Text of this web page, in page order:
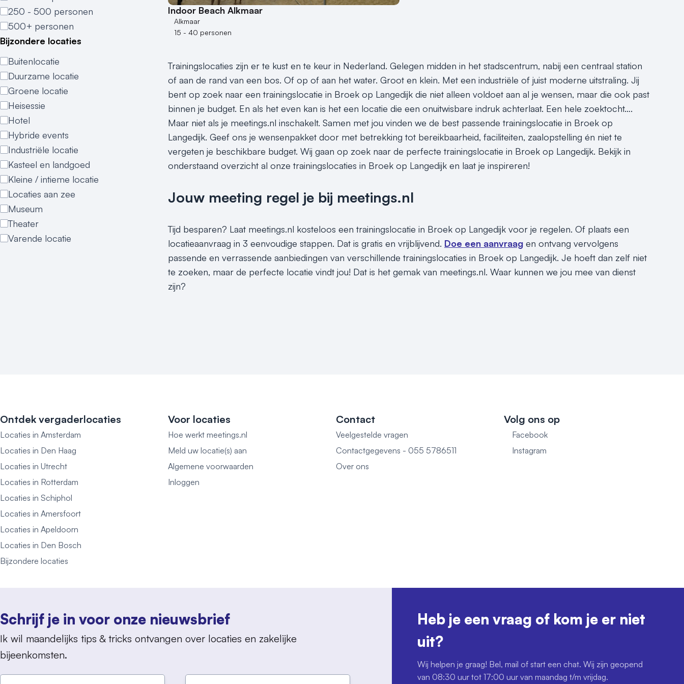
250 - 500 personen
500+ personen
Bijzondere locaties
Buitenlocatie
Duurzame locatie
Groene locatie
Heisessie
Hotel
Hybride events
Industriële locatie
Kasteel en landgoed
Kleine / intieme locatie
Locaties aan zee
Museum
Theater
Varende locatie
Indoor Beach Alkmaar
Alkmaar
15 - 40 personen
Trainingslocaties zijn er te kust en te keur in Nederland. Gelegen midden in het stadscentrum, nabij een centraal station
of aan de rand van een bos. Of op of aan het water. Groot en klein. Met een industriële of juist moderne uitstraling. Jij
bent op zoek naar een trainingslocatie in Broek op Langedijk die niet alleen voldoet aan al je wensen, maar die ook past
binnen je budget. En als het even kan is het een locatie die een onuitwisbare indruk achterlaat. Een hele zoektocht….
Maar niet als je meetings.nl inschakelt. Samen met jou vinden we de best passende trainingslocatie in Broek op
Langedijk. Geef ons je wensenpakket door met betrekking tot bereikbaarheid, faciliteiten, zaalopstelling én niet te
vergeten je beschikbare budget. Wij gaan op zoek naar de perfecte trainingslocatie in Broek op Langedijk. Bekijk in
onderstaand overzicht al onze trainingslocaties in Broek op Langedijk en laat je inspireren!
Jouw meeting regel je bij meetings.nl
Tijd besparen? Laat meetings.nl kosteloos een trainingslocatie in Broek op Langedijk voor je regelen. Of plaats een
locatieaanvraag in 3 eenvoudige stappen. Dat is gratis en vrijblijvend. Doe een aanvraag en ontvang vervolgens
passende en verrassende aanbiedingen van verschillende trainingslocaties in Broek op Langedijk. Je hoeft dan zelf niet
te zoeken, maar de perfecte locatie vindt jou! Dat is het gemak van meetings.nl. Waar kunnen we jou mee van dienst
zijn?
Ontdek vergaderlocaties
Locaties in Amsterdam
Locaties in Den Haag
Locaties in Utrecht
Locaties in Rotterdam
Locaties in Schiphol
Locaties in Amersfoort
Locaties in Apeldoorn
Locaties in Den Bosch
Bijzondere locaties
Voor locaties
Hoe werkt meetings.nl
Meld uw locatie(s) aan
Algemene voorwaarden
Inloggen
Contact
Veelgestelde vragen
Contactgegevens - 055 5786511
Over ons
Volg ons op
Facebook
Instagram
Schrijf je in voor onze nieuwsbrief
Ik wil maandelijks tips & tricks ontvangen over locaties en zakelijke
bijeenkomsten.
Heb je een vraag of kom je er niet
uit?
Wij helpen je graag! Bel, mail of start een chat. Wij zijn geopend
van 08:30 uur tot 17:00 uur van maandag t/m vrijdag.